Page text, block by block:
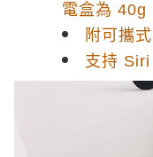
電盒為 40g
附可攜
支持